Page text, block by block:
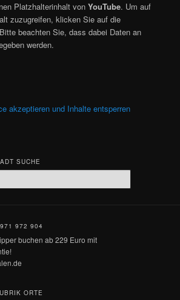
Platzhalterinhalt vonYouTube. Um auf
zuzugreifen, klicken Sie auf die
beachten Sie, dass dabei Daten an
werden.
akzeptieren und Inhalte entsperren
SUCHE
972 904
buchen ab 229 Euro mit
ORTE